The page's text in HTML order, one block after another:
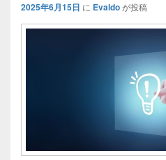
2025年6月15日 に Evaldoが投稿